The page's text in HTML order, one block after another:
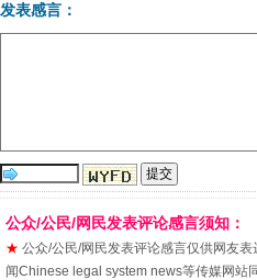
受贿1.44亿！段成刚被判
发表感言：
公众/公民/网民发表评论感言须知：
★ 公众/公民/网民发表评论感言仅供网友
闻Chinese legal system news等传媒网站